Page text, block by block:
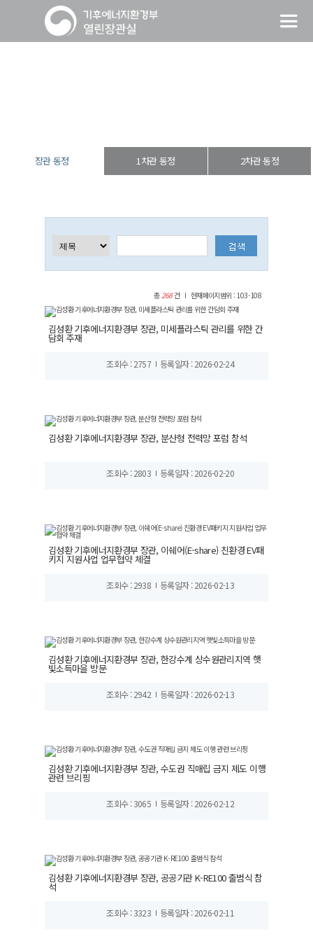
장관 동정 1차관 동정 2차관 동정
총268건 현재페이지범위 : 103-108
김성환 기후에너지환경부 장관, 미세플라스틱 관리를 위한 간
담회 주재
조회수 : 2757 등록일자 : 2026-02-24
김성환 기후에너지환경부 장관, 분산형 전력망 포럼 참석
조회수 : 2803 등록일자 : 2026-02-20
김성환 기후에너지환경부 장관, 이쉐어(E-share) 친환경 EV패
키지 지원사업 업무협약 체결
조회수 : 2938 등록일자 : 2026-02-13
김성환 기후에너지환경부 장관, 한강수계 상수원관리지역 햇
빛소득마을 방문
조회수 : 2942 등록일자 : 2026-02-13
김성환 기후에너지환경부 장관, 수도권 직매립 금지 제도 이행
관련 브리핑
조회수 : 3065 등록일자 : 2026-02-12
김성환 기후에너지환경부 장관, 공공기관 K-RE100 출범식 참
석
조회수 : 3323 등록일자 : 2026-02-11